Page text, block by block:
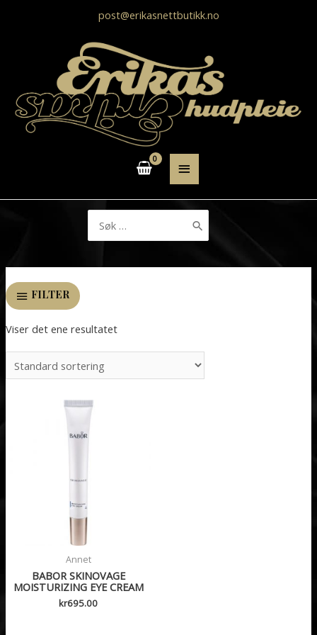
post@erikasnettbutikk.no
HOVEDMENY
etter:
FILTER
Viser det ene resultatet
Annet
BABOR SKINOVAGE
MOISTURIZING EYE CREAM
kr695.00